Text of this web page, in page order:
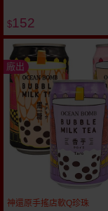
$152
廠出
神還原手搖店軟Q珍珠